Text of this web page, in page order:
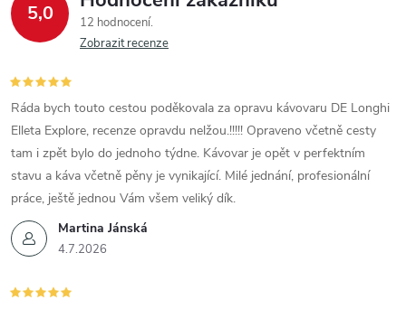
5,0
12 hodnocení
Zobrazit recenze
Martina Jánská
4.7.2026
Ráda bych touto cestou poděkovala za opravu kávovaru DE Longhi
Elleta Explore, recenze opravdu nelžou.!!!!! Opraveno včetně cesty
tam i zpět bylo do jednoho týdne. Kávovar je opět v perfektním
stavu a káva včetně pěny je vynikající. Milé jednání, profesionální
práce, ještě jednou Vám všem veliký dík.